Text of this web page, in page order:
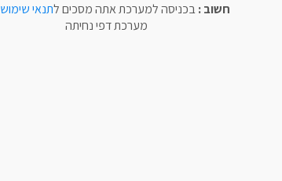
חשוב :בכניסה למערכת אתה מסכים לתנאי שימוש
מערכת דפי נחיתה